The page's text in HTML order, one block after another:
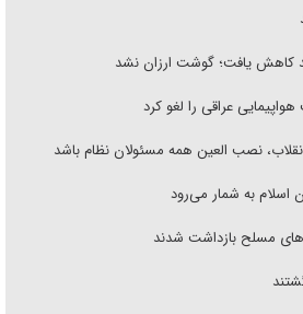
عراقی را لغو کرد
نصب العین همه مسئولان نظام باشد
به شمار می‌رود